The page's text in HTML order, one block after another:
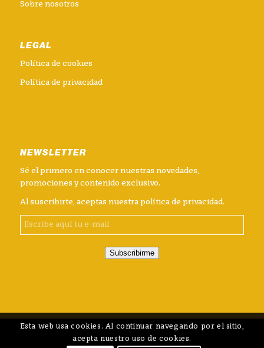
Sobre nosotros
LEGAL
Política de cookies
Política de privacidad
NEWSLETTER
Sé el primero en conocer nuestras novedades,
promociones y contenido exclusivo.
Al suscribirte, aceptas nuestra política de privacidad.
Subscribirme
Esta web usa cookies. Al continuar navegando por el sitio,
acepta nuestro uso de cookies.